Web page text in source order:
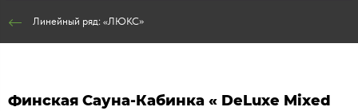
Линейный ряд: «ЛЮКС»
Финская Сауна-Кабинка « DeLuxe Mixed